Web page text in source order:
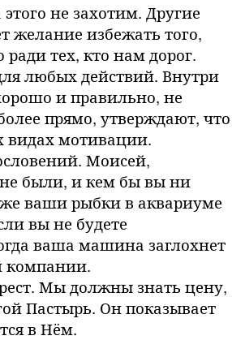
не захотим. Другие
желание избежать того,
тех, кто нам дорог.
любых действий. Внутри
и правильно, не
прямо, утверждают, что
видах мотивации.
Моисей,
не были, и кем бы вы ни
ваши рыбки в аквариуме
вы не будете
ваша машина заглохнет
компании.
Мы должны знать цену,
Пастырь. Он показывает
в Нём.